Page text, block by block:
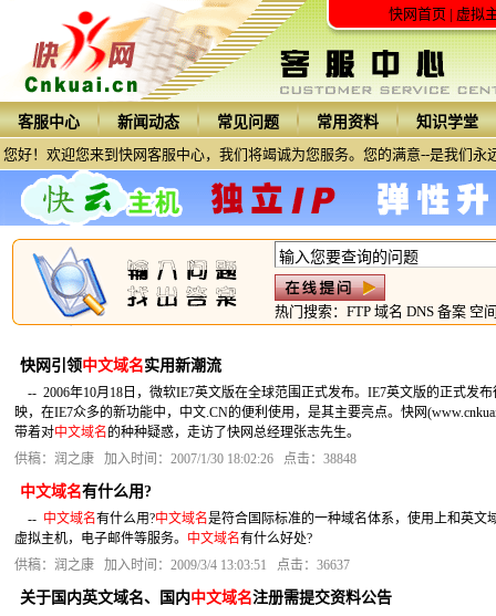
快网首页| 虚拟
客服中心 新闻动态 常见问题 常用资料
知识学堂
您好！欢迎您来到快网客服中心，我们将竭诚为您服务。您的满意--是我们永
热门搜索： FTP 域名 DNS 备案 空
快网引领中文域名实用新潮流
-- 2006年10月18日，微软IE7英文版在全球范围正式发布。IE7英文版的正式发
映，在IE7众多的新功能中，中文.CN的便利使用，是其主要亮点。快网
带着对中文域名的种种疑惑，走访了快网总经理张志先生。
供稿：润之康 加入时间：2007/1/30 18:02:26 点击：38848
中文域名有什么用?
-- 中文域名有什么用?中文域名是符合国际标准的一种域名体系，使用上和英文
虚拟主机，电子邮件等服务。 中文域名有什么好处?
供稿：润之康 加入时间：2009/3/4 13:03:51 点击：36637
关于国内英文域名、国内中文域名注册需提交资料公告